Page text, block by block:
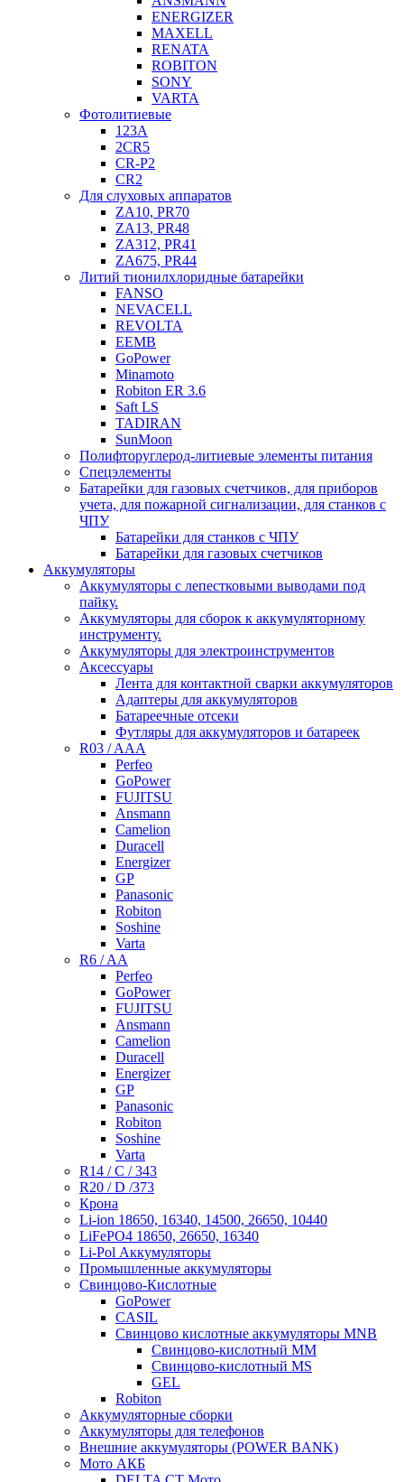
ENERGIZER
MAXELL
RENATA
ROBITON
SONY
VARTA
Фотолитиевые
123A
2CR5
CR-P2
CR2
Для слуховых аппаратов
ZA10, PR70
ZA13, PR48
ZA312, PR41
ZA675, PR44
Литий тионилхлоридные батарейки
FANSO
NEVACELL
REVOLTA
EEMB
GoPower
Minamoto
Robiton ER 3.6
Saft LS
TADIRAN
SunMoon
Полифторуглерод-литиевые элементы питания
Спецэлементы
Батарейки для газовых счетчиков, для приборов
учета, для пожарной сигнализации, для станков с
ЧПУ
Батарейки для станков с ЧПУ
Батарейки для газовых счетчиков
Аккумуляторы
Аккумуляторы с лепестковыми выводами под
пайку.
Аккумуляторы для сборок к аккумуляторному
инструменту.
Аккумуляторы для электроинструментов
Аксессуары
Лента для контактной сварки аккумуляторов
Адаптеры для аккумуляторов
Батареечные отсеки
Футляры для аккумуляторов и батареек
R03 / AAA
Perfeo
GoPower
FUJITSU
Ansmann
Camelion
Duracell
Energizer
GP
Panasonic
Robiton
Soshine
Varta
R6 / AA
Perfeo
GoPower
FUJITSU
Ansmann
Camelion
Duracell
Energizer
GP
Panasonic
Robiton
Soshine
Varta
R14 / C / 343
R20 / D /373
Крона
Li-ion 18650, 16340, 14500, 26650, 10440
LiFePO4 18650, 26650, 16340
Li-Pol Аккумуляторы
Промышленные аккумуляторы
Свинцово-Кислотные
GoPower
CASIL
Свинцово кислотные аккумуляторы MNB
Cвинцово-кислотный MM
Cвинцово-кислотный MS
GEL
Robiton
Аккумуляторные сборки
Аккумуляторы для телефонов
Внешние аккумуляторы (POWER BANK)
Мото АКБ